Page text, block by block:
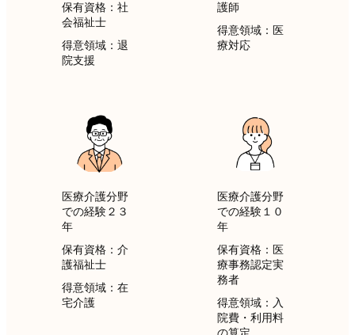
保有資格：社
会福祉士
得意領域： 退
院支援
護師
得意領域：医
療対応
医療介護分野
での経験２３
年
保有資格：介
護福祉士
得意領域：在
宅介護
医療介護分野
での経験１０
年
保有資格：医
療事務認定実
務者
得意領域：入
院費・利用料